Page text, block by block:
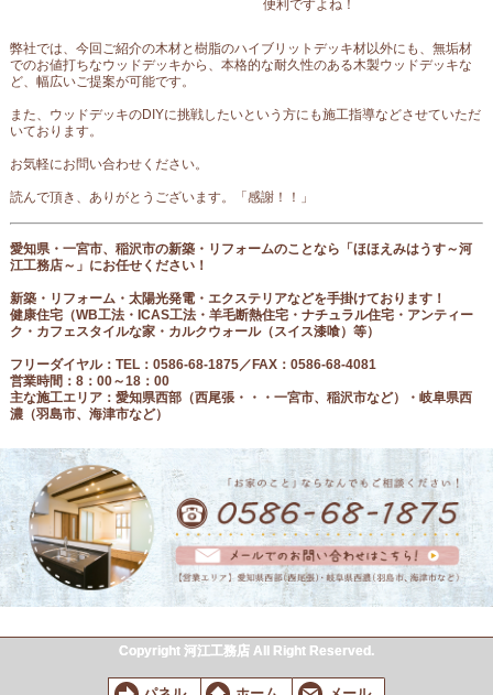
便利ですよね！
弊社では、今回ご紹介の木材と樹脂のハイブリットデッキ材以外にも、無垢材
でのお値打ちなウッドデッキから、本格的な耐久性のある木製ウッドデッキな
ど、幅広いご提案が可能です。
また、ウッドデッキのDIYに挑戦したいという方にも施工指導などさせていただ
いております。
お気軽にお問い合わせください。
読んで頂き、ありがとうございます。「感謝！！」
愛知県・一宮市、稲沢市の新築・リフォームのことなら「ほほえみはうす～河
江工務店～」にお任せください！
新築・リフォーム・太陽光発電・エクステリアなどを手掛けております！
健康住宅（WB工法・ICAS工法・羊毛断熱住宅・ナチュラル住宅・アンティー
ク・カフェスタイルな家・カルクウォール（スイス漆喰）等）
フリーダイヤル： TEL：0586-68-1875／FAX：0586-68-4081
営業時間：8：00～18：00
主な施工エリア：愛知県西部（西尾張・・・一宮市、稲沢市など）・岐阜県西
濃（羽島市、海津市など）
Copyright 河江工務店 All Right Reserved.